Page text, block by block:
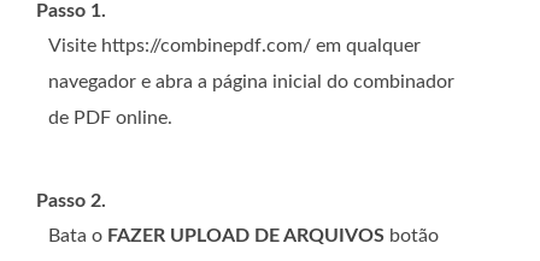
Passo 1.
Visite https://combinepdf.com/ em qualquer
navegador e abra a página inicial do combinador
de PDF online.
Passo 2.
Bata o FAZER UPLOAD DE ARQUIVOS botão